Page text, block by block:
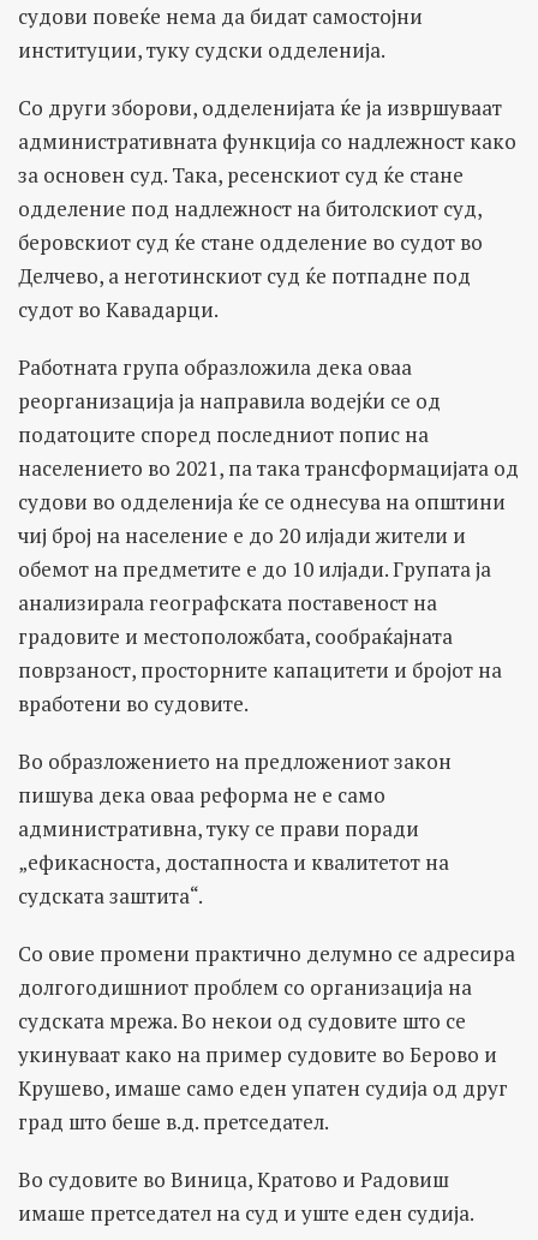
судови повеќе нема да бидат самостојни
институции, туку судски одделенија.
Со други зборови, одделенијата ќе ја извршуваат
административната функција со надлежност како
за основен суд. Така, ресенскиот суд ќе стане
одделение под надлежност на битолскиот суд,
беровскиот суд ќе стане одделение во судот во
Делчево, а неготинскиот суд ќе потпадне под
судот во Кавадарци.
Работната група образложила дека оваа
реорганизација ја направила водејќи се од
податоците според последниот попис на
населението во 2021, па така трансформацијата од
судови во одделенија ќе се однесува на општини
чиј број на население е до 20 илјади жители и
обемот на предметите е до 10 илјади. Групата ја
анализирала географската поставеност на
градовите и местоположбата, сообраќајната
поврзаност, просторните капацитети и бројот на
вработени во судовите.
Во образложението на предложениот закон
пишува дека оваа реформа не е само
административна, туку се прави поради
„ефикасноста, достапноста и квалитетот на
судската заштита“.
Со овие промени практично делумно се адресира
долгогодишниот проблем со организација на
судската мрежа. Во некои од судовите што се
укинуваат како на пример судовите во Берово и
Крушево, имаше само еден упатен судија од друг
град што беше в.д. претседател.
Во судовите во Виница, Кратово и Радовиш
имаше претседател на суд и уште еден судија.